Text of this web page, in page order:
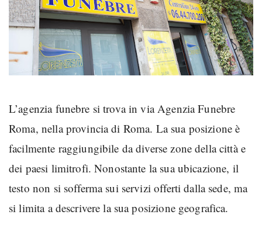
L’agenzia funebre si trova in via Agenzia Funebre
Roma, nella provincia di Roma. La sua posizione è
facilmente raggiungibile da diverse zone della città e
dei paesi limitrofi. Nonostante la sua ubicazione, il
testo non si sofferma sui servizi offerti dalla sede, ma
si limita a descrivere la sua posizione geografica.